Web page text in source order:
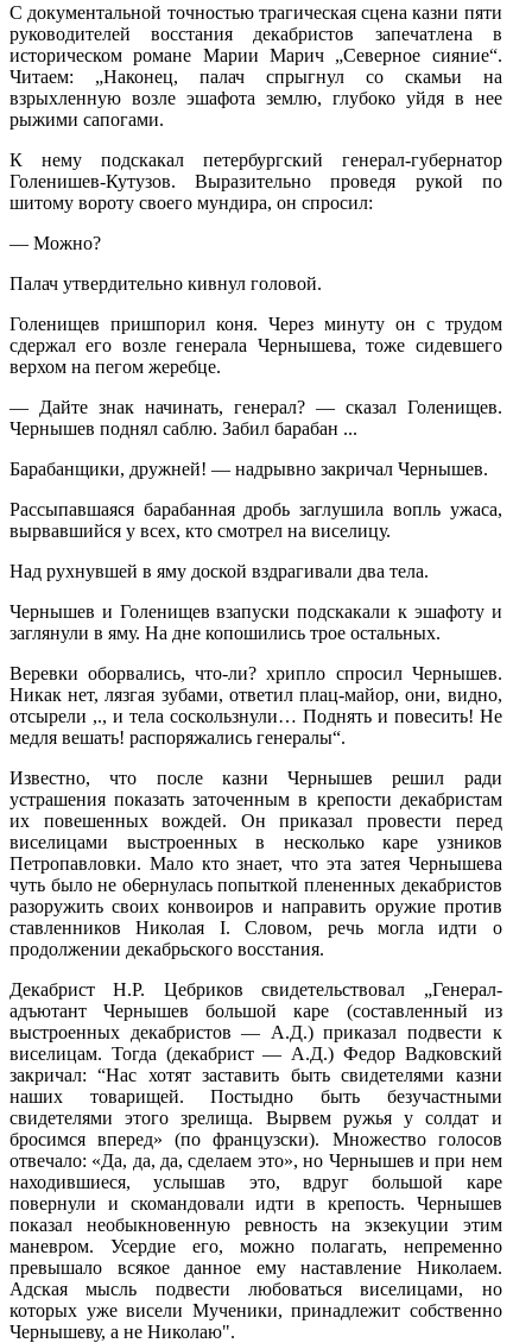
С документальной точностью трагическая сцена казни пяти
руко­водителей восстания декабристов запечатлена в
историческом романе Марии Марич „Северное сияние“.
Читаем: „Наконец, палач спрыгнул со скамьи на
взрыхленную возле эшафота землю, глубоко уйдя в нее
рыжими сапогами.
К нему подскакал петербургский генерал-губернатор
Голенишев-Кутузов. Выразительно проведя рукой по
шитому вороту своего мундира, он спросил:
— Можно?
Палач утвердительно кивнул головой.
Голенищев пришпорил коня. Через минуту он с трудом
сдержал его возле генерала Чернышева, тоже сидевшего
верхом на пегом жеребце.
— Дайте знак начинать, генерал? — сказал Голенищев.
Чернышев поднял саблю. Забил барабан ...
Барабанщики, дружней! — надрывно закричал Чернышев.
Рассыпавшаяся барабанная дробь заглушила вопль ужаса,
вырвавшийся у всех, кто смотрел на виселицу.
Над рухнувшей в яму доской вздрагивали два тела.
Чернышев и Голенищев взапуски подскакали к эшафоту и
заглянули в яму. Нa дне копошились трое остальных.
Веревки оборвались, что-ли? хрипло спросил Чернышев.
Никак нет, лязгая зубами, ответил плац-майор, они, видно,
отсырели ,., и тела соскользнули… Поднять и повесить! Не
медля вешать! распоряжались генералы“.
Известно, что после казни Чернышев решил ради
устрашения показать заточенным в крепости декабристам
их повешенных вождей. Он приказал провести перед
виселицами выстроенных в несколько каре узников
Петропавловки. Мало кто знает, что эта затея Чернышева
чуть было не о6ернулась попыткой плененных декабристов
разоружить своих конвоиров и направить оружие против
ставленников Николая I. Словом, речь могла идти о
продолжении декабрьского восстания.
Декабрист Н.Р. Цебриков свидетельствовал „Генерал-
адъютант Чернышев большой каре (составленный из
выстроенных декабристов — А.Д.) приказал подвести к
виселицам. Тогда (декабрист — А.Д.) Федор Вадковский
закричал: “Нас хотят заставить быть свидетелями казни
наших товарищей. Постыдно быть безучастными
свидетелями этого зрелища. Вырвем ружья у солдат и
бросимся вперед» (по французски). Множество голосов
отвечало: «Да, да, да, сделаем это», но Чернышев и при нем
находившиеся, услышав это, вдруг большой каре
повернули и скомандовали идти в крепость. Чернышев
показал необыкновенную ревность на экзекуции этим
маневром. Усердие его, можно полагать, непременно
превышало всякое данное ему наставление Николаем.
Адская мысль подвести любоваться виселицами, но
которых уже висели Мученики, принадлежит собственно
Чернышеву, а не Николаю".